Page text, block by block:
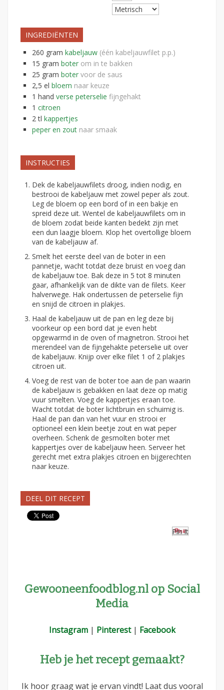
INGREDIËNTEN
260 gram kabeljauw (één kabeljauwfilet p.p.)
15 gram boter om in te bakken
25 gram boter voor de saus
2,5 el bloem naar keuze
1 hand verse peterselie fijngehakt
1 citroen
2 tl kappertjes
peper en zout naar smaak
INSTRUCTIES
Dek de kabeljauwfilets droog, indien nodig, en
bestrooi de kabeljauw met zowel peper als zout.
Leg de bloem op een bord of in een bakje en
spreid deze uit. Wentel de kabeljauwfilets om in
de bloem zodat beide kanten bedekt zijn met
een dun laagje bloem. Klop het overtollige bloem
van de kabeljauw af.
Smelt het eerste deel van de boter in een
pannetje, wacht totdat deze bruist en voeg dan
de kabeljauw toe. Bak deze in 5 tot 8 minuten
gaar, afhankelijk van de dikte van de filets. Keer
halverwege. Hak ondertussen de peterselie fijn
en snijd de citroen in plakjes.
Haal de kabeljauw uit de pan en leg deze bij
voorkeur op een bord dat je even hebt
opgewarmd in de oven of magnetron. Strooi het
merendeel van de fijngehakte peterselie uit over
de kabeljauw. Knijp over elke filet 1 of 2 plakjes
citroen uit.
Voeg de rest van de boter toe aan de pan waarin
de kabeljauw is gebakken en laat deze op matig
vuur smelten. Voeg de kappertjes eraan toe.
Wacht totdat de boter lichtbruin en schuimig is.
Haal de pan dan van het vuur en strooi er
optioneel een klein beetje zout en wat peper
overheen. Schenk de gesmolten boter met
kappertjes over de kabeljauw heen. Serveer het
gerecht met extra plakjes citroen en bijgerechten
naar keuze.
DEEL DIT RECEPT
Pin It
Gewooneenfoodblog.nl op Social
Media
Instagram| Pinterest| Facebook
Heb je het recept gemaakt?
Ik hoor graag wat je ervan vindt! Laat dus vooral